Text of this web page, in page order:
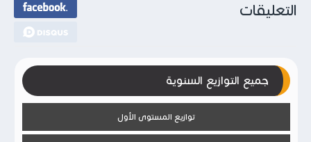
التعليقات
جميع التوازيع السنوية
توازيع المستوى الأول